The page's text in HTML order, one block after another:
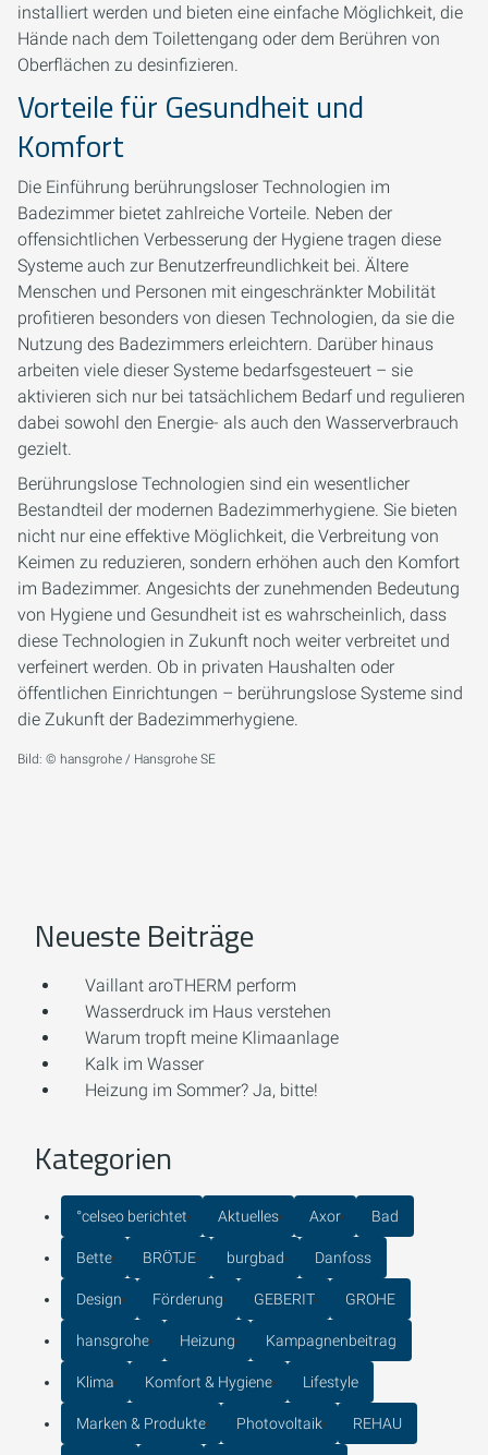
installiert werden und bieten eine einfache Möglichkeit, die
Hände nach dem Toilettengang oder dem Berühren von
Oberflächen zu desinfizieren.
Vorteile für Gesundheit und
Komfort
Die Einführung berührungsloser Technologien im
Badezimmer bietet zahlreiche Vorteile. Neben der
offensichtlichen Verbesserung der Hygiene tragen diese
Systeme auch zur Benutzerfreundlichkeit bei. Ältere
Menschen und Personen mit eingeschränkter Mobilität
profitieren besonders von diesen Technologien, da sie die
Nutzung des Badezimmers erleichtern. Darüber hinaus
arbeiten viele dieser Systeme bedarfsgesteuert – sie
aktivieren sich nur bei tatsächlichem Bedarf und regulieren
dabei sowohl den Energie- als auch den Wasserverbrauch
gezielt.
Berührungslose Technologien sind ein wesentlicher
Bestandteil der modernen Badezimmerhygiene. Sie bieten
nicht nur eine effektive Möglichkeit, die Verbreitung von
Keimen zu reduzieren, sondern erhöhen auch den Komfort
im Badezimmer. Angesichts der zunehmenden Bedeutung
von Hygiene und Gesundheit ist es wahrscheinlich, dass
diese Technologien in Zukunft noch weiter verbreitet und
verfeinert werden. Ob in privaten Haushalten oder
öffentlichen Einrichtungen – berührungslose Systeme sind
die Zukunft der Badezimmerhygiene.
Bild: © hansgrohe / Hansgrohe SE
Neueste Beiträge
Vaillant aroTHERM perform
Wasserdruck im Haus verstehen
Warum tropft meine Klimaanlage
Kalk im Wasser
Heizung im Sommer? Ja, bitte!
Kategorien
°celseo berichtet Aktuelles Axor Bad
Bette BRÖTJE burgbad Danfoss
Design Förderung GEBERIT GROHE
hansgrohe Heizung Kampagnenbeitrag
Klima Komfort & Hygiene Lifestyle
Marken & Produkte Photovoltaik REHAU